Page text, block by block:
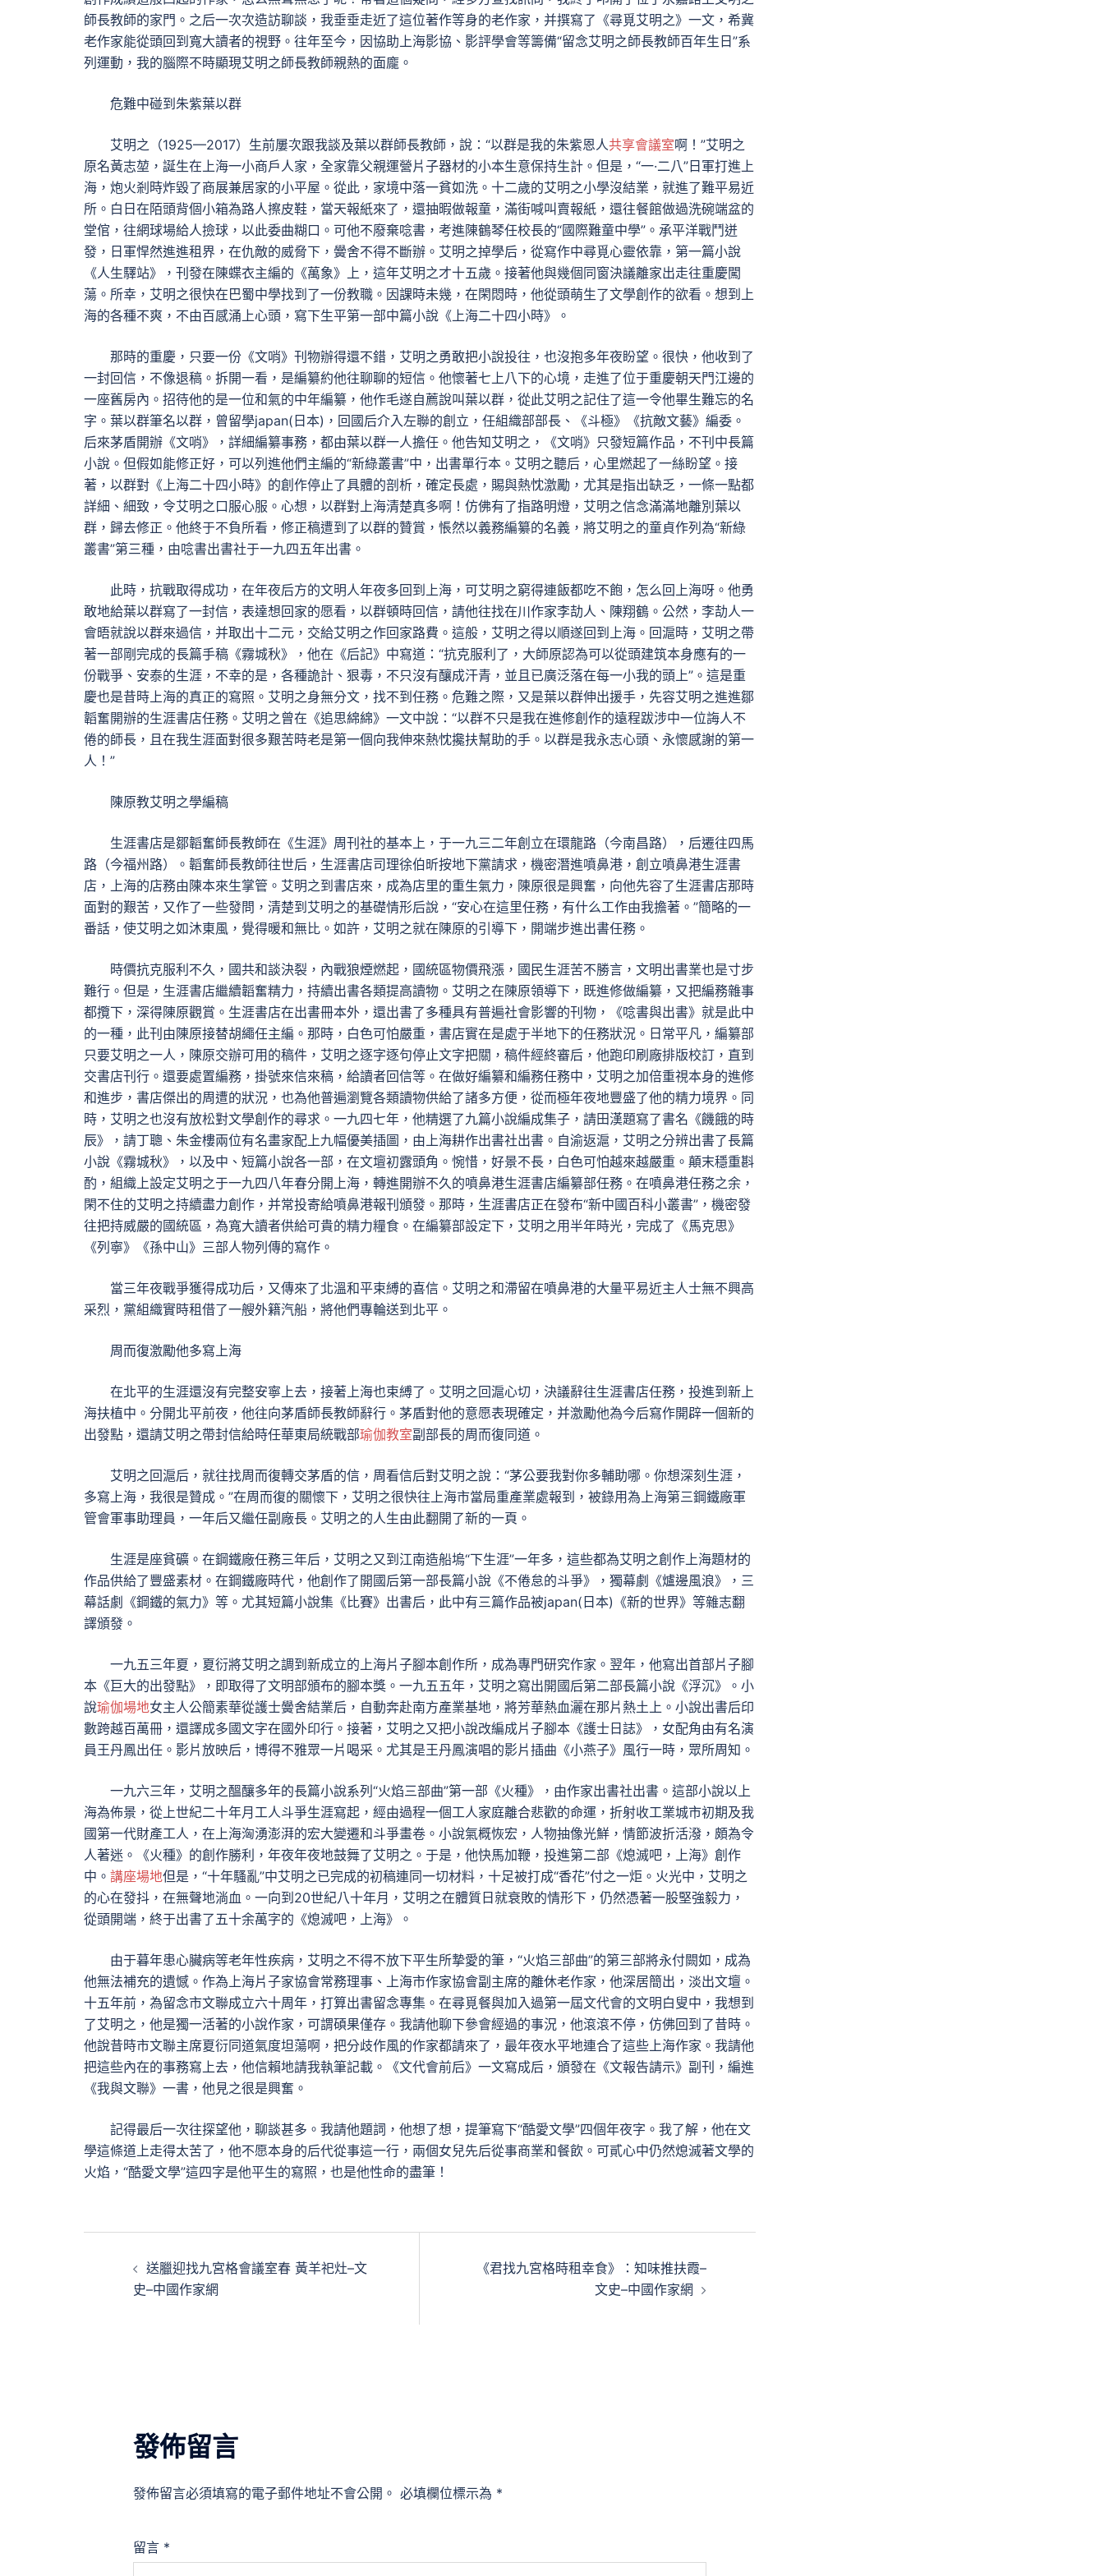
師長教師的家門。之后一次次造訪聊談，我垂垂走近了這位著作等身的老作家，并撰寫了《尋覓艾明之》一文，希冀
老作家能從頭回到寬大讀者的視野。往年至今，因協助上海影協、影評學會等籌備“留念艾明之師長教師百年生日”系
列運動，我的腦際不時顯現艾明之師長教師親熱的面龐。
危難中碰到朱紫葉以群
艾明之（1925—2017）生前屢次跟我談及葉以群師長教師，說：“以群是我的朱紫恩人共享會議室啊！”艾明之
原名黃志堃，誕生在上海一小商戶人家，全家靠父親運營片子器材的小本生意保持生計。但是，“一·二八”日軍打進上
海，炮火剎時炸毀了商展兼居家的小平屋。從此，家境中落一貧如洗。十二歲的艾明之小學沒結業，就進了難平易近
所。白日在陌頭背個小箱為路人擦皮鞋，當天報紙來了，還抽暇做報童，滿街喊叫賣報紙，還往餐館做過洗碗端盆的
堂倌，往網球場給人撿球，以此委曲糊口。可他不廢棄唸書，考進陳鶴琴任校長的“國際難童中學”。承平洋戰鬥迸
發，日軍悍然進進租界，在仇敵的威脅下，黌舍不得不斷辦。艾明之掉學后，從寫作中尋覓心靈依靠，第一篇小說
《人生驛站》，刊發在陳蝶衣主編的《萬象》上，這年艾明之才十五歲。接著他與幾個同窗決議離家出走往重慶闖
蕩。所幸，艾明之很快在巴蜀中學找到了一份教職。因課時未幾，在閑悶時，他從頭萌生了文學創作的欲看。想到上
海的各種不爽，不由百感涌上心頭，寫下生平第一部中篇小說《上海二十四小時》。
那時的重慶，只要一份《文哨》刊物辦得還不錯，艾明之勇敢把小說投往，也沒抱多年夜盼望。很快，他收到了
一封回信，不像退稿。拆開一看，是編纂約他往聊聊的短信。他懷著七上八下的心境，走進了位于重慶朝天門江邊的
一座舊房內。招待他的是一位和氣的中年編纂，他作毛遂自薦說叫葉以群，從此艾明之記住了這一令他畢生難忘的名
字。葉以群筆名以群，曾留學japan(日本)，回國后介入左聯的創立，任組織部部長、《斗極》《抗敵文藝》編委。
后來茅盾開辦《文哨》，詳細編纂事務，都由葉以群一人擔任。他告知艾明之，《文哨》只發短篇作品，不刊中長篇
小說。但假如能修正好，可以列進他們主編的“新綠叢書”中，出書單行本。艾明之聽后，心里燃起了一絲盼望。接
著，以群對《上海二十四小時》的創作停止了具體的剖析，確定長處，賜與熱忱激勵，尤其是指出缺乏，一條一點都
詳細、細致，令艾明之口服心服。心想，以群對上海清楚真多啊！仿佛有了指路明燈，艾明之信念滿滿地離別葉以
群，歸去修正。他終于不負所看，修正稿遭到了以群的贊賞，悵然以義務編纂的名義，將艾明之的童貞作列為“新綠
叢書”第三種，由唸書出書社于一九四五年出書。
此時，抗戰取得成功，在年夜后方的文明人年夜多回到上海，可艾明之窮得連飯都吃不飽，怎么回上海呀。他勇
敢地給葉以群寫了一封信，表達想回家的愿看，以群頓時回信，請他往找在川作家李劼人、陳翔鶴。公然，李劼人一
會晤就說以群來過信，并取出十二元，交給艾明之作回家路費。這般，艾明之得以順遂回到上海。回滬時，艾明之帶
著一部剛完成的長篇手稿《霧城秋》，他在《后記》中寫道：“抗克服利了，大師原認為可以從頭建筑本身應有的一
份戰爭、安泰的生涯，不幸的是，各種詭計、狠毒，不只沒有釀成汗青，並且已廣泛落在每一小我的頭上”。這是重
慶也是昔時上海的真正的寫照。艾明之身無分文，找不到任務。危難之際，又是葉以群伸出援手，先容艾明之進進鄒
韜奮開辦的生涯書店任務。艾明之曾在《追思綿綿》一文中說：“以群不只是我在進修創作的遠程跋涉中一位誨人不
倦的師長，且在我生涯面對很多艱苦時老是第一個向我伸來熱忱攙扶幫助的手。以群是我永志心頭、永懷感謝的第一
人！”
陳原教艾明之學編稿
生涯書店是鄒韜奮師長教師在《生涯》周刊社的基本上，于一九三二年創立在環龍路（今南昌路），后遷往四馬
路（今福州路）。韜奮師長教師往世后，生涯書店司理徐伯昕按地下黨請求，機密潛進噴鼻港，創立噴鼻港生涯書
店，上海的店務由陳本來生掌管。艾明之到書店來，成為店里的重生氣力，陳原很是興奮，向他先容了生涯書店那時
面對的艱苦，又作了一些發問，清楚到艾明之的基礎情形后說，“安心在這里任務，有什么工作由我擔著。”簡略的一
番話，使艾明之如沐東風，覺得暖和無比。如許，艾明之就在陳原的引導下，開端步進出書任務。
時價抗克服利不久，國共和談決裂，內戰狼煙燃起，國統區物價飛漲，國民生涯苦不勝言，文明出書業也是寸步
難行。但是，生涯書店繼續韜奮精力，持續出書各類提高讀物。艾明之在陳原領導下，既進修做編纂，又把編務雜事
都攬下，深得陳原觀賞。生涯書店在出書冊本外，還出書了多種具有普遍社會影響的刊物，《唸書與出書》就是此中
的一種，此刊由陳原接替胡繩任主編。那時，白色可怕嚴重，書店實在是處于半地下的任務狀況。日常平凡，編纂部
只要艾明之一人，陳原交辦可用的稿件，艾明之逐字逐句停止文字把關，稿件經終審后，他跑印刷廠排版校訂，直到
交書店刊行。還要處置編務，掛號來信來稿，給讀者回信等。在做好編纂和編務任務中，艾明之加倍重視本身的進修
和進步，書店傑出的周遭的狀況，也為他普遍瀏覽各類讀物供給了諸多方便，從而極年夜地豐盛了他的精力境界。同
時，艾明之也沒有放松對文學創作的尋求。一九四七年，他精選了九篇小說編成集子，請田漢題寫了書名《饑餓的時
辰》，請丁聰、朱金樓兩位有名畫家配上九幅優美插圖，由上海耕作出書社出書。自渝返滬，艾明之分辨出書了長篇
小說《霧城秋》，以及中、短篇小說各一部，在文壇初露頭角。惋惜，好景不長，白色可怕越來越嚴重。顛末穩重斟
酌，組織上設定艾明之于一九四八年春分開上海，轉進開辦不久的噴鼻港生涯書店編纂部任務。在噴鼻港任務之余，
閑不住的艾明之持續盡力創作，并常投寄給噴鼻港報刊頒發。那時，生涯書店正在發布“新中國百科小叢書”，機密發
往把持威嚴的國統區，為寬大讀者供給可貴的精力糧食。在編纂部設定下，艾明之用半年時光，完成了《馬克思》
《列寧》《孫中山》三部人物列傳的寫作。
當三年夜戰爭獲得成功后，又傳來了北溫和平束縛的喜信。艾明之和滯留在噴鼻港的大量平易近主人士無不興高
采烈，黨組織實時租借了一艘外籍汽船，將他們專輪送到北平。
周而復激勵他多寫上海
在北平的生涯還沒有完整安寧上去，接著上海也束縛了。艾明之回滬心切，決議辭往生涯書店任務，投進到新上
海扶植中。分開北平前夜，他往向茅盾師長教師辭行。茅盾對他的意愿表現確定，并激勵他為今后寫作開辟一個新的
出發點，還請艾明之帶封信給時任華東局統戰部瑜伽教室副部長的周而復同道。
艾明之回滬后，就往找周而復轉交茅盾的信，周看信后對艾明之說：“茅公要我對你多輔助哪。你想深刻生涯，
多寫上海，我很是贊成。”在周而復的關懷下，艾明之很快往上海市當局重產業處報到，被錄用為上海第三鋼鐵廠軍
管會軍事助理員，一年后又繼任副廠長。艾明之的人生由此翻開了新的一頁。
生涯是座貧礦。在鋼鐵廠任務三年后，艾明之又到江南造船塢“下生涯”一年多，這些都為艾明之創作上海題材的
作品供給了豐盛素材。在鋼鐵廠時代，他創作了開國后第一部長篇小說《不倦怠的斗爭》，獨幕劇《爐邊風浪》，三
幕話劇《鋼鐵的氣力》等。尤其短篇小說集《比賽》出書后，此中有三篇作品被japan(日本)《新的世界》等雜志翻
譯頒發。
一九五三年夏，夏衍將艾明之調到新成立的上海片子腳本創作所，成為專門研究作家。翌年，他寫出首部片子腳
本《巨大的出發點》，即取得了文明部頒布的腳本獎。一九五五年，艾明之寫出開國后第二部長篇小說《浮沉》。小
說瑜伽場地女主人公簡素華從護士黌舍結業后，自動奔赴南方產業基地，將芳華熱血灑在那片熱土上。小說出書后印
數跨越百萬冊，還譯成多國文字在國外印行。接著，艾明之又把小說改編成片子腳本《護士日誌》，女配角由有名演
員王丹鳳出任。影片放映后，博得不雅眾一片喝采。尤其是王丹鳳演唱的影片插曲《小燕子》風行一時，眾所周知。
一九六三年，艾明之醞釀多年的長篇小說系列“火焰三部曲”第一部《火種》，由作家出書社出書。這部小說以上
海為佈景，從上世紀二十年月工人斗爭生涯寫起，經由過程一個工人家庭離合悲歡的命運，折射收工業城市初期及我
國第一代財產工人，在上海洶湧澎湃的宏大變遷和斗爭畫卷。小說氣概恢宏，人物抽像光鮮，情節波折活潑，頗為令
人著迷。《火種》的創作勝利，年夜年夜地鼓舞了艾明之。于是，他快馬加鞭，投進第二部《熄滅吧，上海》創作
中。 講座場地但是，“十年騷亂”中艾明之已完成的初稿連同一切材料，十足被打成“香花”付之一炬。火光中，艾明之
的心在發抖，在無聲地淌血。一向到20世紀八十年月，艾明之在體質日就衰敗的情形下，仍然憑著一股堅強毅力，
從頭開端，終于出書了五十余萬字的《熄滅吧，上海》。
由于暮年患心臟病等老年性疾病，艾明之不得不放下平生所摯愛的筆，“火焰三部曲”的第三部將永付闕如，成為
他無法補充的遺憾。作為上海片子家協會常務理事、上海市作家協會副主席的離休老作家，他深居簡出，淡出文壇。
十五年前，為留念市文聯成立六十周年，打算出書留念專集。在尋覓餐與加入過第一屆文代會的文明白叟中，我想到
了艾明之，他是獨一活著的小說作家，可謂碩果僅存。我請他聊下參會經過的事況，他滾滾不停，仿佛回到了昔時。
他說昔時市文聯主席夏衍同道氣度坦蕩啊，把分歧作風的作家都請來了，最年夜水平地連合了這些上海作家。我請他
把這些內在的事務寫上去，他信賴地請我執筆記載。《文代會前后》一文寫成后，頒發在《文報告請示》副刊，編進
《我與文聯》一書，他見之很是興奮。
記得最后一次往探望他，聊談甚多。我請他題詞，他想了想，提筆寫下“酷愛文學”四個年夜字。我了解，他在文
學這條道上走得太苦了，他不愿本身的后代從事這一行，兩個女兒先后從事商業和餐飲。可貳心中仍然熄滅著文學的
火焰，“酷愛文學”這四字是他平生的寫照，也是他性命的盡筆！
送臘迎找九宮格會議室春 黃羊祀灶–文
史–中國作家網
《君找九宮格時租幸食》：知味推扶霞–
文史–中國作家網
發佈留言
發佈留言必須填寫的電子郵件地址不會公開。 必填欄位標示為 *
留言 *